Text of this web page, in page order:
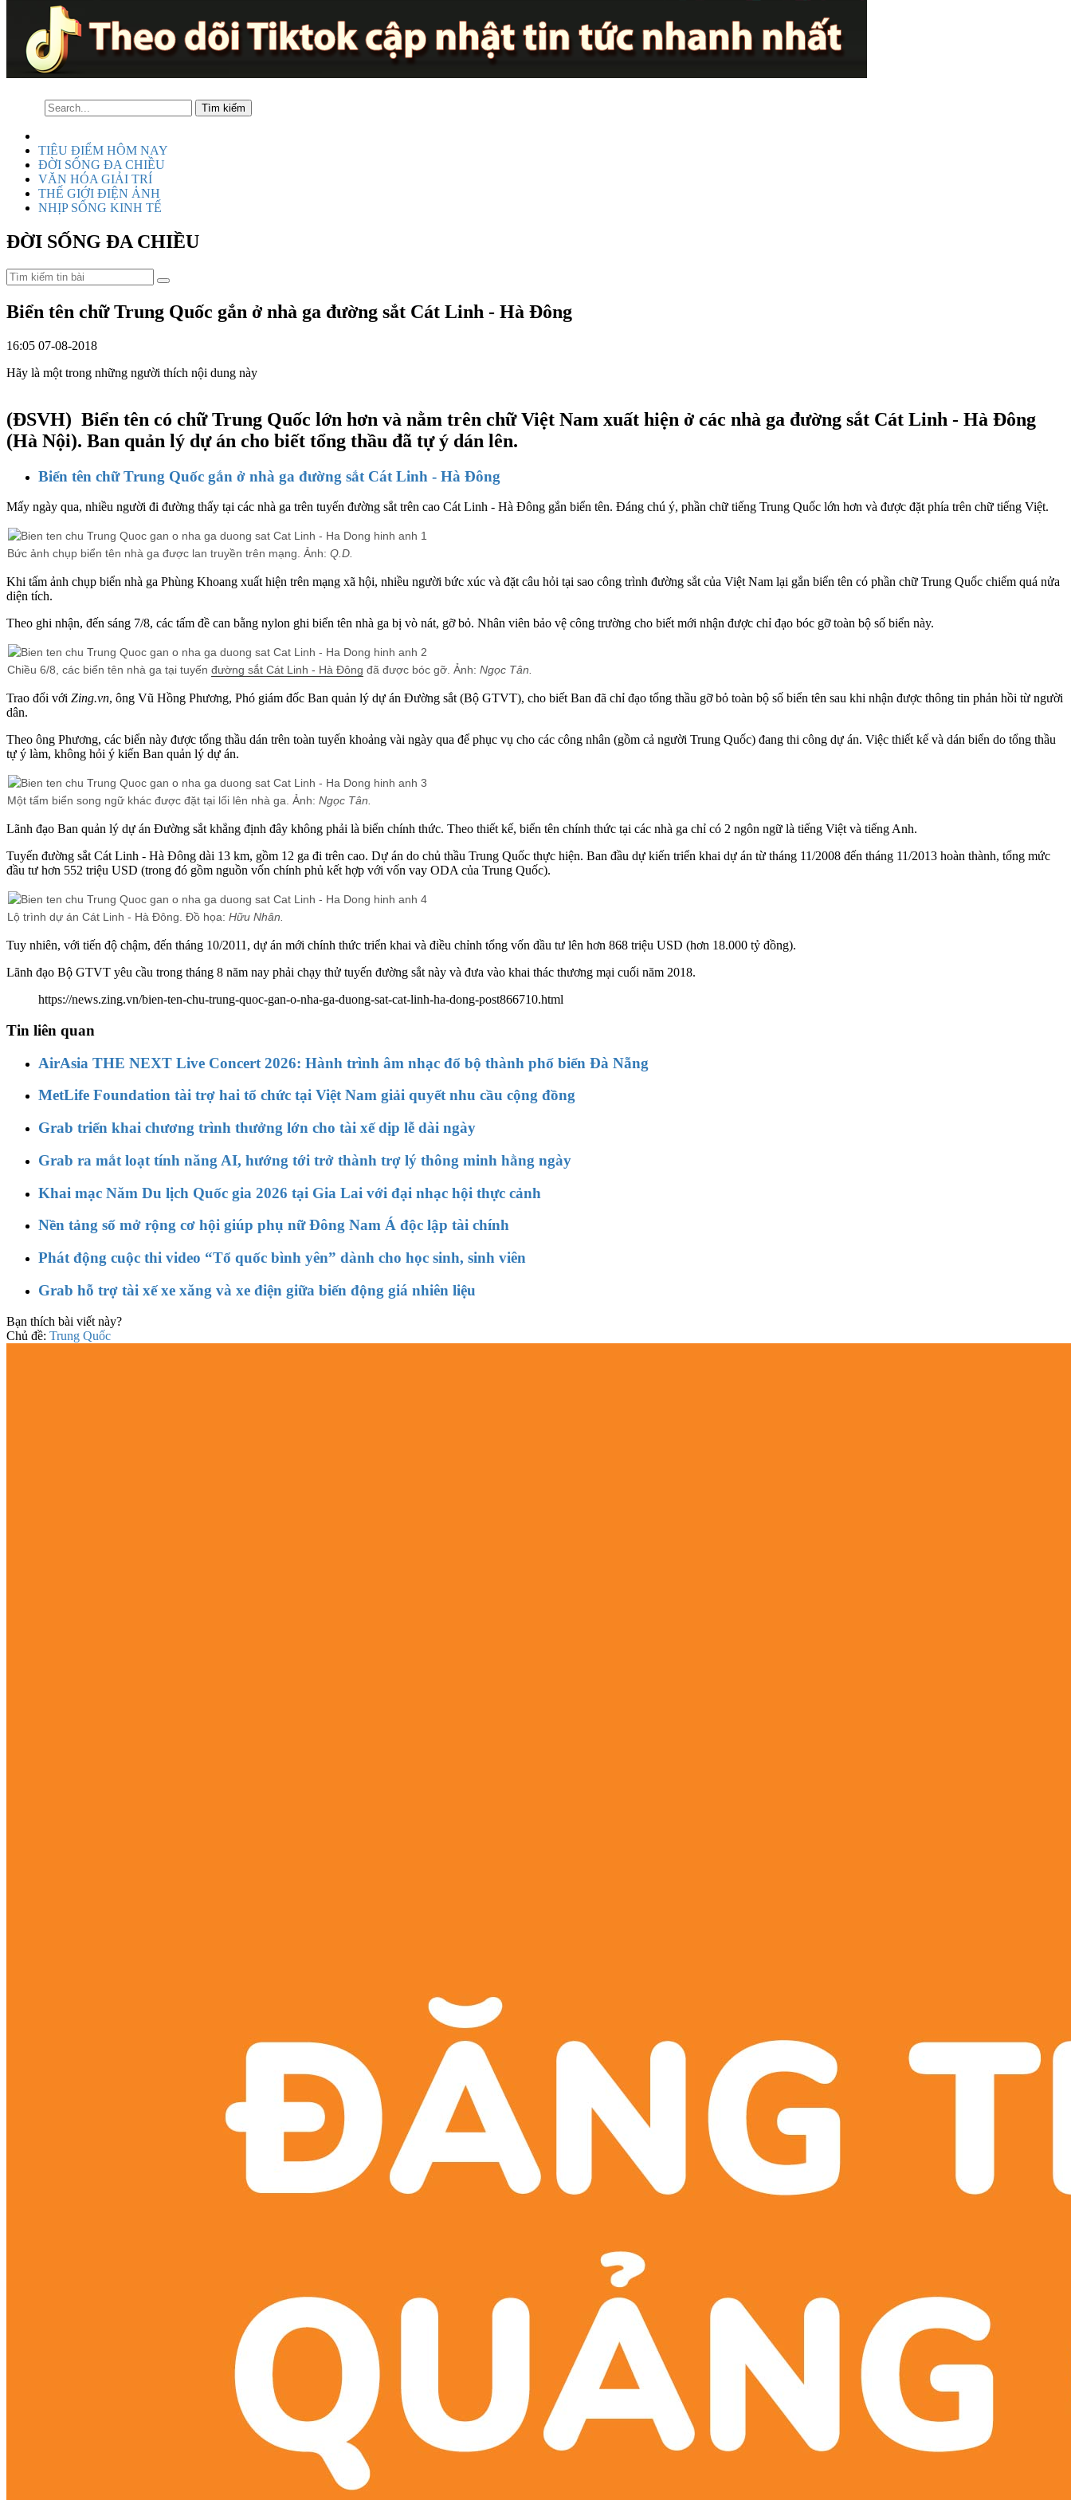
TIÊU ĐIỂM HÔM NAY
ĐỜI SỐNG ĐA CHIỀU
VĂN HÓA GIẢI TRÍ
THẾ GIỚI ĐIỆN ẢNH
NHỊP SỐNG KINH TẾ
ĐỜI SỐNG ĐA CHIỀU
Biển tên chữ Trung Quốc gắn ở nhà ga đường sắt Cát Linh - Hà Đông
16:05 07-08-2018
Hãy là một trong những người thích nội dung này
(ĐSVH) Biển tên có chữ Trung Quốc lớn hơn và nằm trên chữ Việt Nam xuất hiện ở các nhà ga đường sắt Cát Linh - Hà Đông
(Hà Nội). Ban quản lý dự án cho biết tổng thầu đã tự ý dán lên.
Biển tên chữ Trung Quốc gắn ở nhà ga đường sắt Cát Linh - Hà Đông
Mấy ngày qua, nhiều người đi đường thấy tại các nhà ga trên tuyến đường sắt trên cao Cát Linh - Hà Đông gắn biển tên. Đáng chú ý, phần chữ tiếng Trung Quốc lớn hơn và được đặt phía trên chữ tiếng Việt.
Bức ảnh chụp biển tên nhà ga được lan truyền trên mạng. Ảnh: Q.D.
Khi tấm ảnh chụp biển nhà ga Phùng Khoang xuất hiện trên mạng xã hội, nhiều người bức xúc và đặt câu hỏi tại sao công trình đường sắt của Việt Nam lại gắn biển tên có phần chữ Trung Quốc chiếm quá nửa
diện tích.
Theo ghi nhận, đến sáng 7/8, các tấm đề can bằng nylon ghi biển tên nhà ga bị vò nát, gỡ bỏ. Nhân viên bảo vệ công trường cho biết mới nhận được chỉ đạo bóc gỡ toàn bộ số biển này.
Chiều 6/8, các biển tên nhà ga tại tuyến đường sắt Cát Linh - Hà Đông đã được bóc gỡ. Ảnh: Ngọc Tân.
Trao đổi với Zing.vn, ông Vũ Hồng Phương, Phó giám đốc Ban quản lý dự án Đường sắt (Bộ GTVT), cho biết Ban đã chỉ đạo tổng thầu gỡ bỏ toàn bộ số biển tên sau khi nhận được thông tin phản hồi từ người
dân.
Theo ông Phương, các biển này được tổng thầu dán trên toàn tuyến khoảng vài ngày qua để phục vụ cho các công nhân (gồm cả người Trung Quốc) đang thi công dự án. Việc thiết kế và dán biển do tổng thầu
tự ý làm, không hỏi ý kiến Ban quản lý dự án.
Một tấm biển song ngữ khác được đặt tại lối lên nhà ga. Ảnh: Ngọc Tân.
Lãnh đạo Ban quản lý dự án Đường sắt khẳng định đây không phải là biển chính thức. Theo thiết kế, biển tên chính thức tại các nhà ga chỉ có 2 ngôn ngữ là tiếng Việt và tiếng Anh.
Tuyến đường sắt Cát Linh - Hà Đông dài 13 km, gồm 12 ga đi trên cao. Dự án do chủ thầu Trung Quốc thực hiện. Ban đầu dự kiến triển khai dự án từ tháng 11/2008 đến tháng 11/2013 hoàn thành, tổng mức
đầu tư hơn 552 triệu USD (trong đó gồm nguồn vốn chính phủ kết hợp với vốn vay ODA của Trung Quốc).
Lộ trình dự án Cát Linh - Hà Đông. Đồ họa: Hữu Nhân.
Tuy nhiên, với tiến độ chậm, đến tháng 10/2011, dự án mới chính thức triển khai và điều chỉnh tổng vốn đầu tư lên hơn 868 triệu USD (hơn 18.000 tỷ đồng).
Lãnh đạo Bộ GTVT yêu cầu trong tháng 8 năm nay phải chạy thử tuyến đường sắt này và đưa vào khai thác thương mại cuối năm 2018.
https://news.zing.vn/bien-ten-chu-trung-quoc-gan-o-nha-ga-duong-sat-cat-linh-ha-dong-post866710.html
Tin liên quan
AirAsia THE NEXT Live Concert 2026: Hành trình âm nhạc đổ bộ thành phố biển Đà Nẵng
MetLife Foundation tài trợ hai tổ chức tại Việt Nam giải quyết nhu cầu cộng đồng
Grab triển khai chương trình thưởng lớn cho tài xế dịp lễ dài ngày
Grab ra mắt loạt tính năng AI, hướng tới trở thành trợ lý thông minh hằng ngày
Khai mạc Năm Du lịch Quốc gia 2026 tại Gia Lai với đại nhạc hội thực cảnh
Nền tảng số mở rộng cơ hội giúp phụ nữ Đông Nam Á độc lập tài chính
Phát động cuộc thi video “Tổ quốc bình yên” dành cho học sinh, sinh viên
Grab hỗ trợ tài xế xe xăng và xe điện giữa biến động giá nhiên liệu
Bạn thích bài viết này?
Chủ đề: Trung Quốc